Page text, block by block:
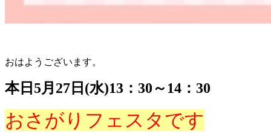
おはようございます。
本日5月27日(水)13：30～14：30
おさがりフェスタです